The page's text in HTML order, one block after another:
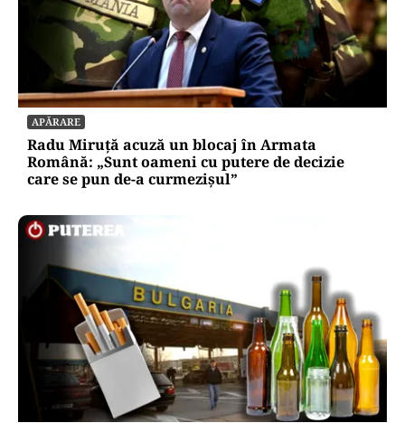
APĂRARE
Radu Miruță acuză un blocaj în Armata
Română: „Sunt oameni cu putere de decizie
care se pun de-a curmezișul”